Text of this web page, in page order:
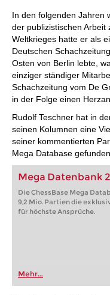
In den folgenden Jahren
der publizistischen Arbeit
Weltkrieges hatte er als
Deutschen
Osten von Berlin lebte,
einziger ständiger
Schachzeitung vom De
in der Folge einen
Rudolf Teschner hat in
seinen Kolumnen eine
seiner kommentierten
Mega Database gefunden.
Mega Datenbank
Die ChessBase Mega
9,2 Mio. Partien die
für höchste Ansprüche.
Mehr...